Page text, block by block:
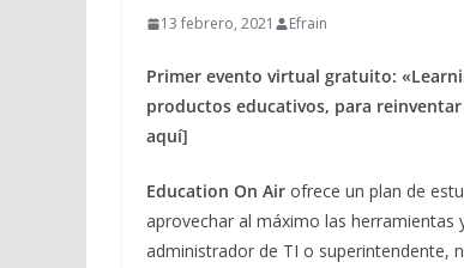
13 febrero, 2021 Efrain
Primer evento virtual gratuito:
productos educativos, para
aquí]
Education On Air ofrece un plan de
aprovechar al máximo las herramientas
administrador de TI o superintendente,